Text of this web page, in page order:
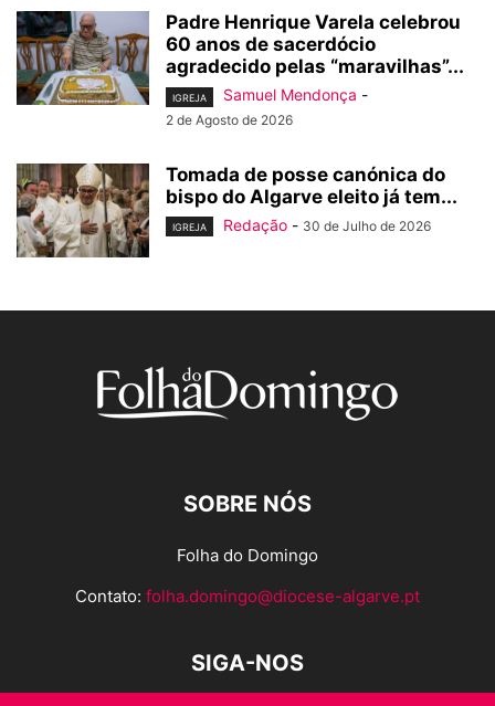
Padre Henrique Varela celebrou
60 anos de sacerdócio
agradecido pelas “maravilhas”...
IGREJA Samuel Mendonça -
2 de Agosto de 2026
Tomada de posse canónica do
bispo do Algarve eleito já tem...
IGREJA Redação - 30 de Julho de 2026
SOBRE NÓS
Folha do Domingo
Contato: folha.domingo@diocese-algarve.pt
SIGA-NOS